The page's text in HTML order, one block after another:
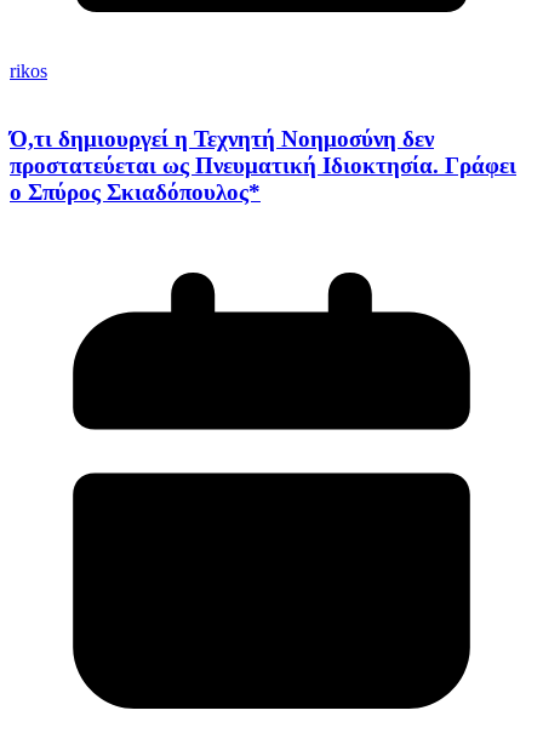
rikos
Ό,τι δημιουργεί η Τεχνητή Νοημοσύνη δεν
προστατεύεται ως Πνευματική Ιδιοκτησία. Γράφει
ο Σπύρος Σκιαδόπουλος*